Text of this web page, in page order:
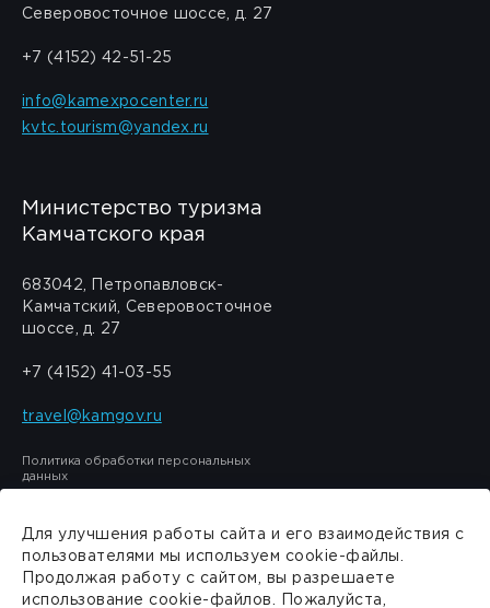
Северовосточное шоссе, д. 27
+7 (4152) 42-51-25
info@kamexpocenter.ru
kvtc.tourism@yandex.ru
Министерство туризма
Камчатского края
683042, Петропавловск-
Камчатский, Северовосточное
шоссе, д. 27
+7 (4152) 41-03-55
travel@kamgov.ru
Политика обработки персональных
данных
Сделано в
Для улучшения работы сайта и его взаимодействия с
пользователями мы используем cookie-файлы.
Продолжая работу с сайтом, вы разрешаете
использование cookie-файлов. Пожалуйста,